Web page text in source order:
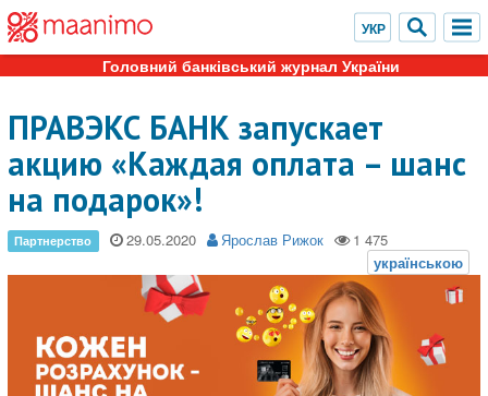
Головний банківський журнал України
ПРАВЭКС БАНК запускает
акцию «Каждая оплата – шанс
на подарок»!
29.05.2020 Ярослав Рижок